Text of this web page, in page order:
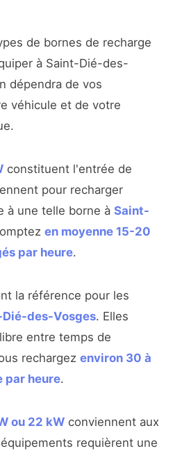
de bornes de recharge
à Saint-Dié-des-
dépendra de vos
véhicule et de votre
constituent l'entrée de
pour recharger
à une telle borne à Saint-
en moyenne 15-20
par heure.
la référence pour les
des-Vosges. Elles
entre temps de
rechargez environ 30 à
par heure.
ou 22 kW conviennent aux
requièrent une